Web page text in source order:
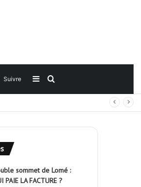
Rechercher
Sidebar
(barre
Suivre
sommet de Lomé :
PAIE LA FACTURE ?